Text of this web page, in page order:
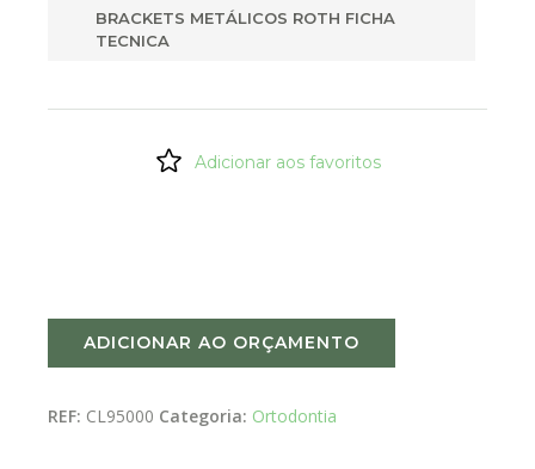
BRACKETS METÁLICOS ROTH FICHA
TECNICA
Adicionar aos favoritos
ADICIONAR AO ORÇAMENTO
REF: CL95000 Categoria: Ortodontia